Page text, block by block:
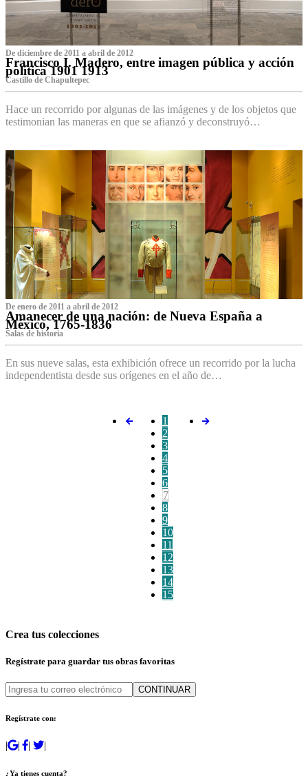
De diciembre de 2011 a abril de 2012
Francisco I. Madero, entre imagen pública y acción
política 1901 1913
Castillo de Chapultepec
Hace un recorrido por algunas de las imágenes y de los objetos que
testimonian las maneras en que se afianzó y deconstruyó…
De enero de 2011 a abril de 2012
Amanecer de una nación: de Nueva España a
México, 1765-1836
Salas de historia
En sus nueve salas, esta exhibición ofrece un recorrido por la lucha
independentista desde sus orígenes en el año de…
1
2
3
4
5
6
7
8
9
10
11
12
13
14
15
Crea tus colecciones
Regístrate para guardar tus obras favoritas
CONTINUAR
Regístrate con:
| | | |
¿Ya tienes cuenta?